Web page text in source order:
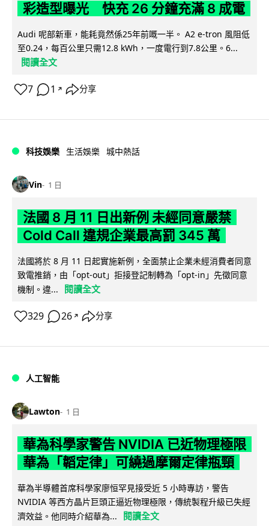
彩造型曝光 快充 26 分鐘充滿 8 成電
Audi 呢部新車，能耗竟然係25年前嘅一半。 A2 e-tron 風阻低
至0.24，每百公里只需12.8 kWh，一度電行到7.8公里。6...
閱讀全文
7 1 ↗ 分享
科技娛樂 生活娛樂 城中熱話
Vin 1 日
法國 8 月 11 日出新例 未經同意嚴禁
Cold Call 違規企業最高罰 345 萬
法國將於 8 月 11 日起實施新例，全面禁止企業未經消費者同意
致電推銷，由「opt-out」拒接登記制轉為「opt-in」先徵同意
機制。違...
閱讀全文
329 26 ↗ 分享
人工智能
Lawton 1 日
華為科學家警告 NVIDIA 已近物理極限
華為「韜定律」可繞過摩爾定律瓶頸
華為半導體首席科學家廖恒罕見接受近 5 小時專訪，警告
NVIDIA 等西方晶片巨頭正逼近物理極限，傳統製程升級已失經
濟效益。他同時介紹華為...
閱讀全文